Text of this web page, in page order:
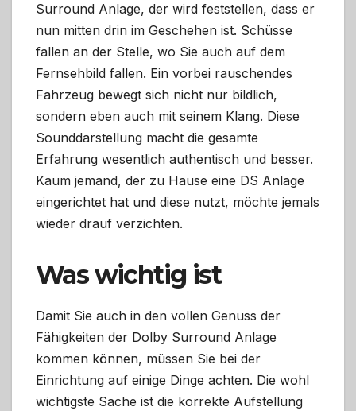
Surround Anlage, der wird feststellen, dass er
nun mitten drin im Geschehen ist. Schüsse
fallen an der Stelle, wo Sie auch auf dem
Fernsehbild fallen. Ein vorbei rauschendes
Fahrzeug bewegt sich nicht nur bildlich,
sondern eben auch mit seinem Klang. Diese
Sounddarstellung macht die gesamte
Erfahrung wesentlich authentisch und besser.
Kaum jemand, der zu Hause eine DS Anlage
eingerichtet hat und diese nutzt, möchte jemals
wieder drauf verzichten.
Was wichtig ist
Damit Sie auch in den vollen Genuss der
Fähigkeiten der Dolby Surround Anlage
kommen können, müssen Sie bei der
Einrichtung auf einige Dinge achten. Die wohl
wichtigste Sache ist die korrekte Aufstellung